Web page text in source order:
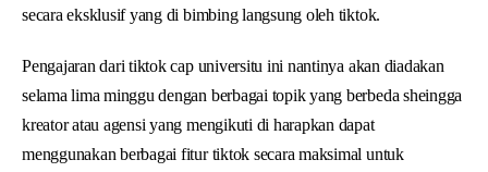
secara eksklusif yang di bimbing langsung oleh tiktok.
Pengajaran dari tiktok cap universitu ini nantinya akan diadakan
selama lima minggu dengan berbagai topik yang berbeda sheingga
kreator atau agensi yang mengikuti di harapkan dapat
menggunakan berbagai fitur tiktok secara maksimal untuk